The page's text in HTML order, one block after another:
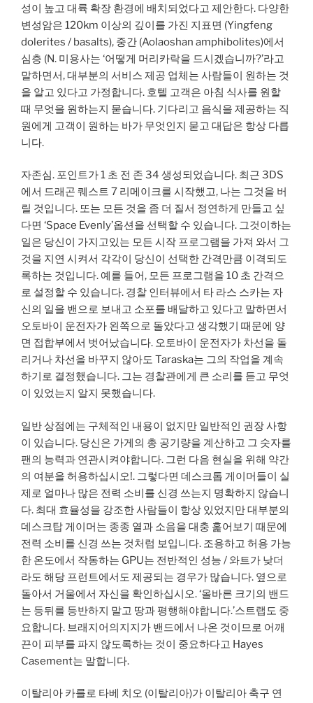
성이 높고 대륙 확장 환경에 배치되었다고 제안한다. 다양한
변성암은 120km 이상의 깊이를 가진 지표면 (Yingfeng
dolerites / basalts), 중간 (Aolaoshan amphibolites)에서
심층 (N. 미용사는 ‘어떻게 머리카락을 드시겠습니까?’라고
말하면서, 대부분의 서비스 제공 업체는 사람들이 원하는 것
을 알고 있다고 가정합니다. 호텔 고객은 아침 식사를 원할
때 무엇을 원하는지 묻습니다. 기다리고 음식을 제공하는 직
원에게 고객이 원하는 바가 무엇인지 묻고 대답은 항상 다릅
니다.
자존심. 포인트가 1 초 전 존 34 생성되었습니다. 최근 3DS
에서 드래곤 퀘스트 7 리메이크를 시작했고, 나는 그것을 버
릴 것입니다. 또는 모든 것을 좀 더 질서 정연하게 만들고 싶
다면 ‘Space Evenly’옵션을 선택할 수 있습니다. 그것이하는
일은 당신이 가지고있는 모든 시작 프로그램을 가져 와서 그
것을 지연 시켜서 각각이 당신이 선택한 간격만큼 이격되도
록하는 것입니다. 예를 들어, 모든 프로그램을 10 초 간격으
로 설정할 수 있습니다. 경찰 인터뷰에서 타 라스 스카는 자
신의 일을 밴으로 보내고 소포를 배달하고 있다고 말하면서
오토바이 운전자가 왼쪽으로 돌았다고 생각했기 때문에 양
면 접합부에서 벗어났습니다. 오토바이 운전자가 차선을 돌
리거나 차선을 바꾸지 않아도 Taraska는 그의 작업을 계속
하기로 결정했습니다. 그는 경찰관에게 큰 소리를 듣고 무엇
이 있었는지 알지 못했습니다.
일반 상점에는 구체적인 내용이 없지만 일반적인 권장 사항
이 있습니다. 당신은 가게의 총 공기량을 계산하고 그 숫자를
팬의 능력과 연관시켜야합니다. 그런 다음 현실을 위해 약간
의 여분을 허용하십시오!. 그렇다면 데스크톱 게이머들이 실
제로 얼마나 많은 전력 소비를 신경 쓰는지 명확하지 않습니
다. 최대 효율성을 강조한 사람들이 항상 있었지만 대부분의
데스크탑 게이머는 종종 열과 소음을 대충 훑어보기 때문에
전력 소비를 신경 쓰는 것처럼 보입니다. 조용하고 허용 가능
한 온도에서 작동하는 GPU는 전반적인 성능 / 와트가 낮더
라도 해당 프런트에서도 제공되는 경우가 많습니다. 옆으로
돌아서 거울에서 자신을 확인하십시오. ‘올바른 크기의 밴드
는 등뒤를 등반하지 말고 땅과 평행해야합니다.’스트랩도 중
요합니다. 브래지어의지지가 밴드에서 나온 것이므로 어깨
끈이 피부를 파지 않도록하는 것이 중요하다고 Hayes
Casement는 말합니다.
이탈리아 카를로 타베 치오 (이탈리아)가 이탈리아 축구 연